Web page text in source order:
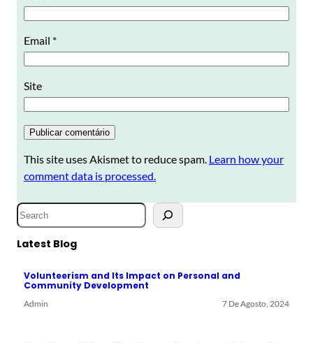
Email *
Site
This site uses Akismet to reduce spam. Learn how your
comment data is processed.
S
e
a
Latest Blog
Volunteerism and Its Impact on Personal and
Community Development
Admin 7 De Agosto, 2024